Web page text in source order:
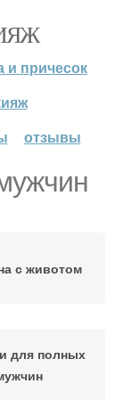
и причесок
отзывы
с животом
для полных